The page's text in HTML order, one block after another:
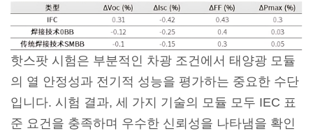
핫스팟 시험은 부분적인 차광 조건에서 태양광 모듈
의 열 안정성과 전기적 성능을 평가하는 중요한 수단
입니다. 시험 결과, 세 가지 기술의 모듈 모두 IEC 표
준 요건을 충족하며 우수한 신뢰성을 나타냄을 확인